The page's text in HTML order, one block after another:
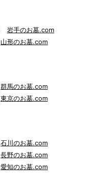
岩手のお墓.com
山形のお墓.com
群馬のお墓.com
東京のお墓.com
石川のお墓.com
長野のお墓.com
愛知のお墓.com